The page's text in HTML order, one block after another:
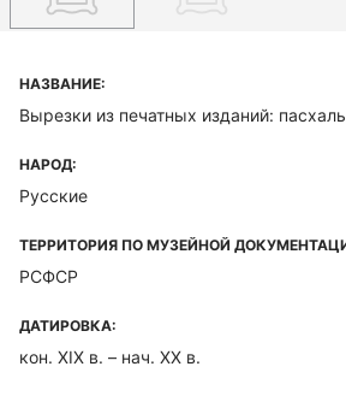
НАЗВАНИЕ:
Вырезки из печатных изданий:
НАРОД:
Русские
ТЕРРИТОРИЯ ПО МУЗЕЙНОЙ
РСФСР
ДАТИРОВКА:
кон. XIX в. – нач. XX в.